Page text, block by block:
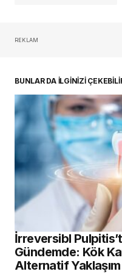
REKLAM
BUNLAR DA İLGİNİZİ
İrreversibl
Gündemde: Kök
Alternatif